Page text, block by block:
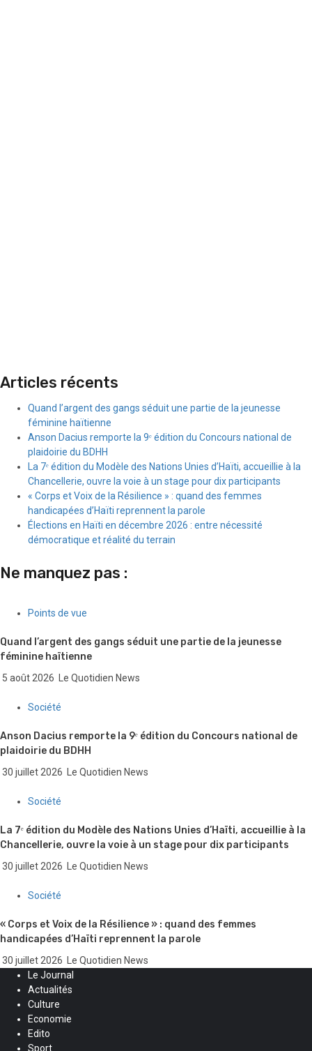
Articles récents
Quand l’argent des gangs séduit une partie de la jeunesse
féminine haïtienne
Anson Dacius remporte la 9ᵉ édition du Concours national de
plaidoirie du BDHH
La 7ᵉ édition du Modèle des Nations Unies d’Haïti, accueillie à la
Chancellerie, ouvre la voie à un stage pour dix participants
« Corps et Voix de la Résilience » : quand des femmes
handicapées d’Haïti reprennent la parole
Élections en Haïti en décembre 2026 : entre nécessité
démocratique et réalité du terrain
Ne manquez pas :
Points de vue
Quand l’argent des gangs séduit une partie de la jeunesse
féminine haïtienne
5 août 2026 Le Quotidien News
Société
Anson Dacius remporte la 9ᵉ édition du Concours national de
plaidoirie du BDHH
30 juillet 2026 Le Quotidien News
Société
La 7ᵉ édition du Modèle des Nations Unies d’Haïti, accueillie à la
Chancellerie, ouvre la voie à un stage pour dix participants
30 juillet 2026 Le Quotidien News
Société
« Corps et Voix de la Résilience » : quand des femmes
handicapées d’Haïti reprennent la parole
30 juillet 2026
Le Quotidien News
Le Journal
Actualités
Culture
Economie
Edito
Sport